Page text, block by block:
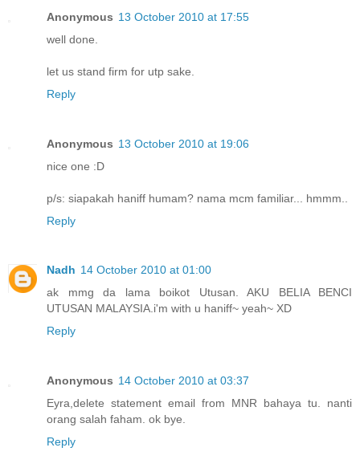
Anonymous 13 October 2010 at 17:55
well done.
let us stand firm for utp sake.
Reply
Anonymous 13 October 2010 at 19:06
nice one :D
p/s: siapakah haniff humam? nama mcm familiar... hmmm..
Reply
Nadh 14 October 2010 at 01:00
ak mmg da lama boikot Utusan. AKU BELIA BENCI
UTUSAN MALAYSIA.i'm with u haniff~ yeah~ XD
Reply
Anonymous 14 October 2010 at 03:37
Eyra,delete statement email from MNR bahaya tu. nanti
orang salah faham. ok bye.
Reply